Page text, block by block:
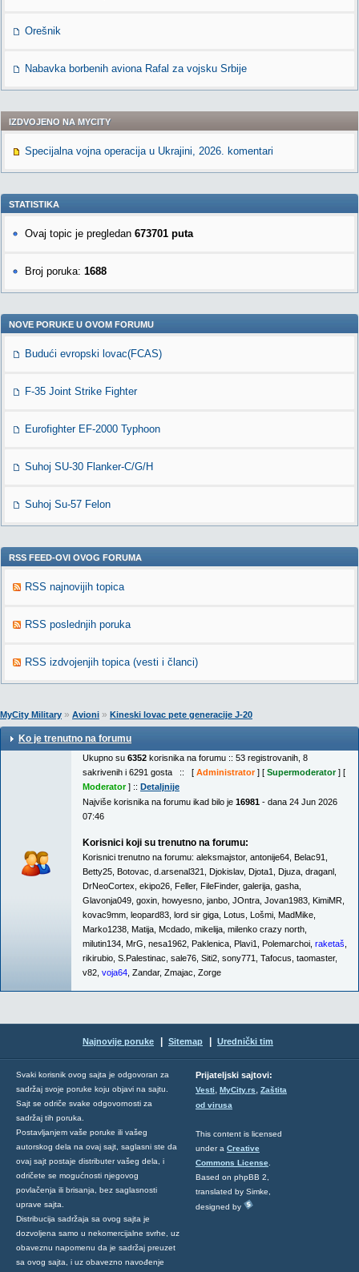
Orešnik
Nabavka borbenih aviona Rafal za vojsku Srbije
IZDVOJENO NA MYCITY
Specijalna vojna operacija u Ukrajini, 2026. komentari
STATISTIKA
Ovaj topic je pregledan 673701 puta
Broj poruka: 1688
NOVE PORUKE U OVOM FORUMU
Budući evropski lovac(FCAS)
F-35 Joint Strike Fighter
Eurofighter EF-2000 Typhoon
Suhoj SU-30 Flanker-C/G/H
Suhoj Su-57 Felon
RSS FEED-OVI OVOG FORUMA
RSS najnovijih topica
RSS poslednjih poruka
RSS izdvojenjih topica (vesti i članci)
MyCity Military » Avioni » Kineski lovac pete generacije J-20
Ko je trenutno na forumu
Ukupno su 6352 korisnika na forumu :: 53 registrovanih, 8
sakrivenih i 6291 gosta :: [ Administrator] [ Supermoderator] [
Moderator] :: Detaljnije
Najviše korisnika na forumu ikad bilo je 16981 - dana 24 Jun 2026
07:46
Korisnici koji su trenutno na forumu:
Korisnici trenutno na forumu: aleksmajstor, antonije64 Belac91
Betty25 Botovac d.arsenal321 Djokislav, Djota1 Djuza draganl
DrNeoCortex ekipo26 Feller, FileFinder, galerija gasha
Glavonja049 goxin howyesno janbo JOntra Jovan1983 KimiMR
kovac9mm leopard83 lord sir giga Lotus Lošmi MadMike
Marko1238 Matija Mcdado mikelija milenko crazy north
milutin134 MrG nesa1962 Paklenica Plavi1 Polemarchoi raketaš
rikirubio S.Palestinac sale76 Siti2 sony771 Tafocus taomaster,
v82 voja64 Zandar, Zmajac Zorge
Najnovije poruke Sitemap Urednički tim
Svaki korisnik ovog sajta je odgovoran za
sadržaj svoje poruke koju objavi na sajtu.
Sajt se odriče svake odgovornosti za
sadržaj tih poruka.
Postavljanjem vaše poruke ili vašeg
autorskog dela na ovaj sajt, saglasni ste da
ovaj sajt postaje distributer vašeg dela, i
odričete se mogućnosti njegovog
povlačenja ili brisanja, bez saglasnosti
uprave sajta.
Distribucija sadržaja sa ovog sajta je
dozvoljena samo u nekomercijalne svrhe, uz
obaveznu napomenu da je sadržaj preuzet
sa ovog sajta, i uz obavezno navođenje
Prijateljski sajtovi:
Vesti, MyCity.rs, Zaštita
od virusa
This content is licensed
under a Creative
Commons License
Based on phpBB 2,
translated by Simke,
designed by